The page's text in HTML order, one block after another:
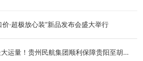
·超极放心装”新品发布会盛大举行
运量！贵州民航集团顺利保障贵阳至胡